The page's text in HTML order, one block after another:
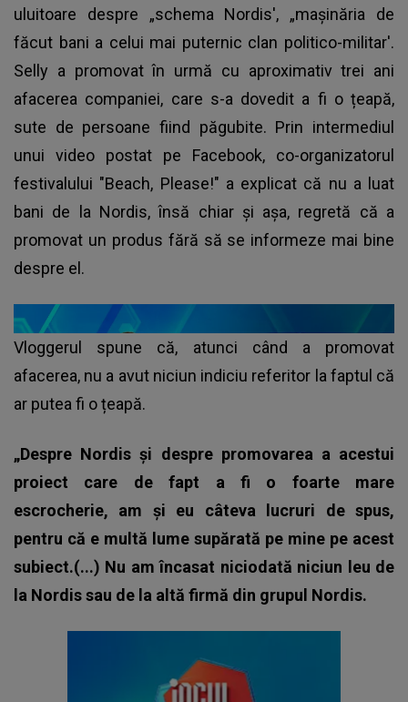
uluitoare despre „schema Nordis', „mașinăria de
făcut bani a celui mai puternic clan politico-militar'.
Selly a promovat în urmă cu aproximativ trei ani
afacerea companiei, care s-a dovedit a fi o țeapă,
sute de persoane fiind păgubite. Prin intermediul
unui video postat pe Facebook, co-organizatorul
festivalului "Beach, Please!" a explicat că nu a luat
bani de la Nordis, însă chiar și așa, regretă că a
promovat un produs fără să se informeze mai bine
despre el.
Vloggerul spune că, atunci când a promovat
afacerea, nu a avut niciun indiciu referitor la faptul că
ar putea fi o țeapă.
„Despre Nordis şi despre promovarea a acestui
proiect care de fapt a fi o foarte mare
escrocherie, am şi eu câteva lucruri de spus,
pentru că e multă lume supărată pe mine pe acest
subiect.(...) Nu am încasat niciodată niciun leu de
la Nordis sau de la altă firmă din grupul Nordis.